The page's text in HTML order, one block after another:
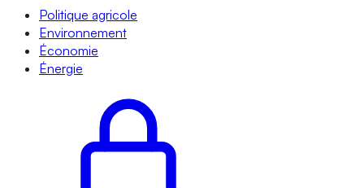
Politique agricole
Environnement
Économie
Énergie